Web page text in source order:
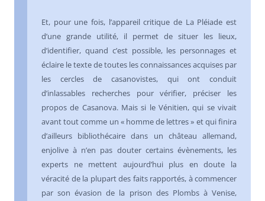
Et, pour une fois, l’appareil critique de La Pléiade est
d’une grande utilité, il permet de situer les lieux,
d’identifier, quand c’est possible, les personnages et
éclaire le texte de toutes les connaissances acquises par
les cercles de casanovistes, qui ont conduit
d’inlassables recherches pour vérifier, préciser les
propos de Casanova. Mais si le Vénitien, qui se vivait
avant tout comme un « homme de lettres » et qui finira
d’ailleurs bibliothécaire dans un château allemand,
enjolive à n’en pas douter certains évènements, les
experts ne mettent aujourd’hui plus en doute la
véracité de la plupart des faits rapportés, à commencer
par son évasion de la prison des Plombs à Venise,